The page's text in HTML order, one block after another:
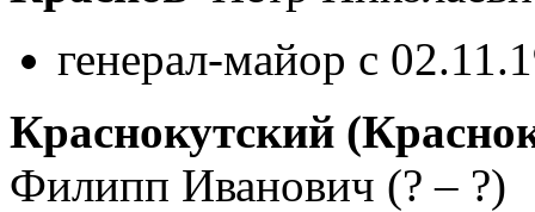
генерал-майор с
Краснокутский
Филипп Иванович (? – ?)